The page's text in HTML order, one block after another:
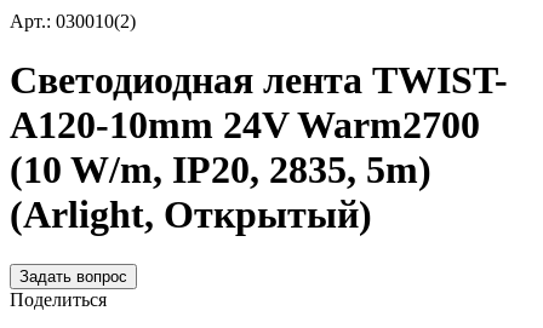
Арт.: 030010(2)
Светодиодная лента TWIST-
A120-10mm 24V Warm2700
(10 W/m, IP20, 2835, 5m)
(Arlight, Открытый)
Задать вопрос
Поделиться